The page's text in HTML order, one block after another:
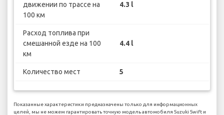
движении по трассе на
100 км
4.3 l
Расход топлива при
смешанной езде на 100
км
4.4 l
Количество мест 5
Показанные характеристики предназначены только для информационных
целей, мы не можем гарантировать точную модель автомобиля Suzuki Swift и